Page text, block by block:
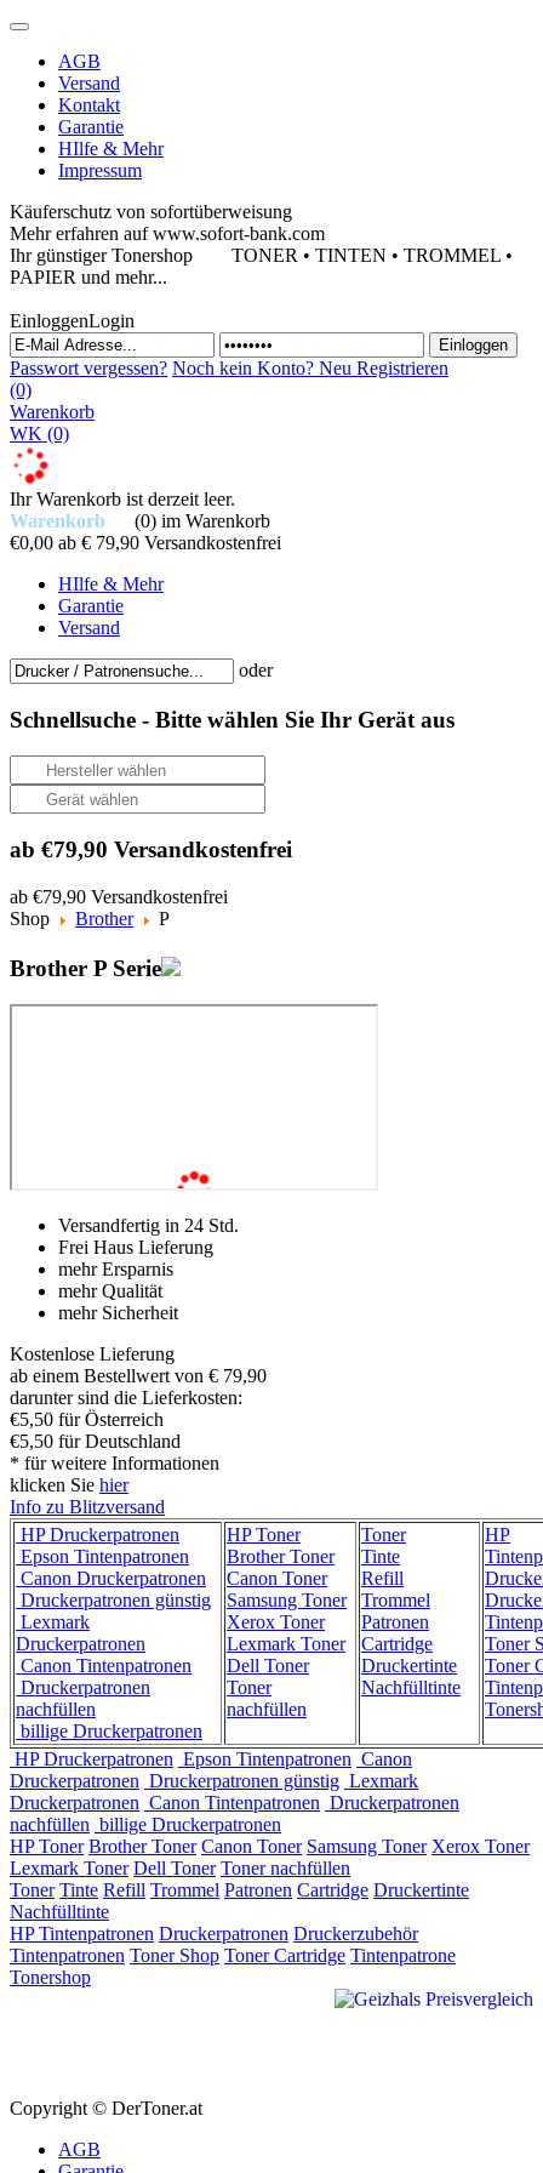
AGB
Versand
Kontakt
Garantie
HIlfe & Mehr
Impressum
Käuferschutz von sofortüberweisung
Mehr erfahren auf www.sofort-bank.com
Ihr günstiger Tonershop TONER • TINTEN • TROMMEL •
PAPIER und mehr...
EinloggenLogin
Passwort vergessen? Noch kein Konto? Neu Registrieren
(0)
Warenkorb
WK (0)
Ihr Warenkorb ist derzeit leer.
Warenkorb
(0) im Warenkorb
€0,00 ab € 79,90 Versandkostenfrei
HIlfe & Mehr
Garantie
Versand
oder
Schnellsuche - Bitte wählen Sie Ihr Gerät aus
ab €79,90 Versandkostenfrei
ab €79,90 Versandkostenfrei
Shop
Brother P
Brother P Serie
Versandfertig in 24 Std.
Frei Haus Lieferung
mehr Ersparnis
mehr Qualität
mehr Sicherheit
Kostenlose Lieferung
ab einem Bestellwert von € 79,90
darunter sind die Lieferkosten:
€5,50 für Österreich
€5,50 für Deutschland
* für weitere Informationen
klicken Sie hier
Info zu Blitzversand
HP Druckerpatronen
Epson Tintenpatronen
Canon Druckerpatronen
Druckerpatronen günstig
Lexmark
Druckerpatronen
Canon Tintenpatronen
Druckerpatronen
nachfüllen
billige Druckerpatronen
HP Toner
Brother Toner
Canon Toner
Samsung Toner
Xerox Toner
Lexmark Toner
Dell Toner
Toner
nachfüllen
Toner
Tinte
Refill
Trommel
Patronen
Cartridge
Druckertinte
Nachfülltinte
HP
Toner
Toner
HP Druckerpatronen Epson Tintenpatronen Canon
Druckerpatronen Druckerpatronen günstig Lexmark
Druckerpatronen Canon Tintenpatronen Druckerpatronen
nachfüllen billige Druckerpatronen
HP Toner Brother Toner Canon Toner Samsung Toner Xerox Toner
Lexmark Toner Dell Toner Toner nachfüllen
Toner Tinte Refill Trommel Patronen Cartridge Druckertinte
Nachfülltinte
HP Tintenpatronen Druckerpatronen Druckerzubehör
Tintenpatronen Toner Shop Toner Cartridge Tintenpatrone
Tonershop
Copyright © DerToner.at
AGB